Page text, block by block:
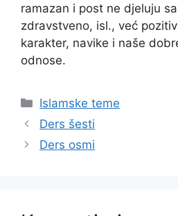
ramazan i post ne djeluju
zdravstveno, isl., već
karakter, navike i naše
odnose.
Kategorije
Islamske teme
Ders šesti
Ders osmi